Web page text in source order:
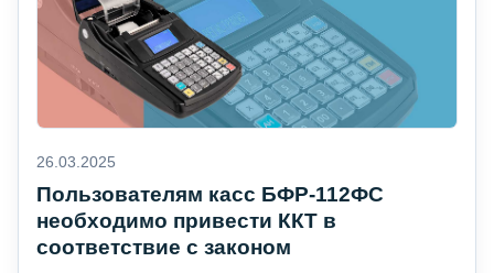
26.03.2025
Пользователям касс БФР-112ФС
необходимо привести ККТ в
соответствие с законом